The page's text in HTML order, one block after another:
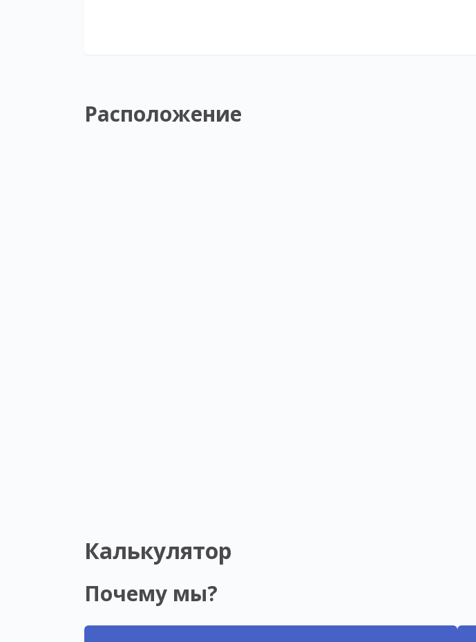
Расположение
Калькулятор
Почему мы?